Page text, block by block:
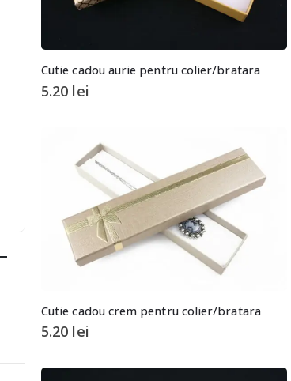
Cutie cadou aurie pentru colier/bratara
5.20 lei
Cutie cadou crem pentru colier/bratara
5.20 lei